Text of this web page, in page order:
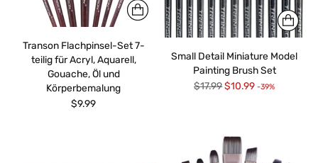
Transon Flachpinsel-Set 7-
teilig für Acryl, Aquarell,
Gouache, Öl und
Körperbemalung
$9.99
Small Detail Miniature Model
Painting Brush Set
Regulärer
$17.99$10.99 -39%